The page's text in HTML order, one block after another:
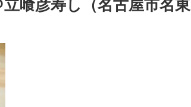
喰彦寿し（名古屋市名東